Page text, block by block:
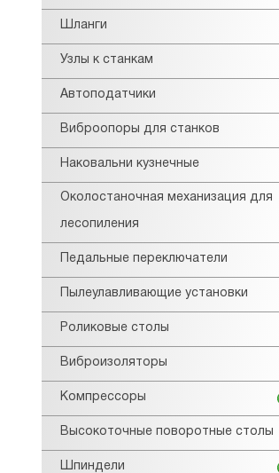
Шланги
Узлы к станкам
Автоподатчики
Виброопоры для станков
Наковальни кузнечные
Околостаночная механизация для
лесопиления
Педальные переключатели
Пылеулавливающие установки
Роликовые столы
Виброизоляторы
Компрессоры
Высокоточные поворотные столы
Шпиндели